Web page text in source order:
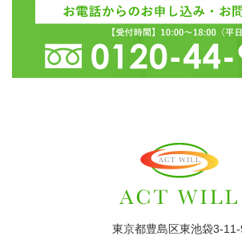
東京都豊島区東池袋3-11-